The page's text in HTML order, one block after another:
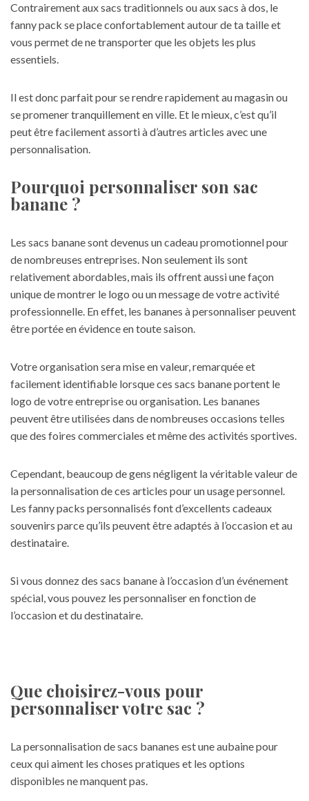
Contrairement aux sacs traditionnels ou aux sacs à dos, le
fanny pack se place confortablement autour de ta taille et
vous permet de ne transporter que les objets les plus
essentiels.
Il est donc parfait pour se rendre rapidement au magasin ou
se promener tranquillement en ville. Et le mieux, c’est qu’il
peut être facilement assorti à d’autres articles avec une
personnalisation.
Pourquoi personnaliser son sac
banane ?
Les sacs banane sont devenus un cadeau promotionnel pour
de nombreuses entreprises. Non seulement ils sont
relativement abordables, mais ils offrent aussi une façon
unique de montrer le logo ou un message de votre activité
professionnelle. En effet, les bananes à personnaliserpeuvent
être portée en évidence en toute saison.
Votre organisation sera mise en valeur, remarquée et
facilement identifiable lorsque ces sacs banane portent le
logo de votre entreprise ou organisation. Les bananes
peuvent être utilisées dans de nombreuses occasions telles
que des foires commerciales et même des activités sportives.
Cependant, beaucoup de gens négligent la véritable valeur de
la personnalisation de ces articles pour un usage personnel.
Les fanny packs personnalisés font d’excellents cadeaux
souvenirs parce qu’ils peuvent être adaptés à l’occasion et au
destinataire.
Si vous donnez des sacs banane à l’occasion d’un événement
spécial, vous pouvez les personnaliser en fonction de
l’occasion et du destinataire.
Que choisirez-vous pour
personnaliser votre sac ?
La personnalisation de sacs bananes est une aubaine pour
ceux qui aiment les choses pratiques et les options
disponibles ne manquent pas.